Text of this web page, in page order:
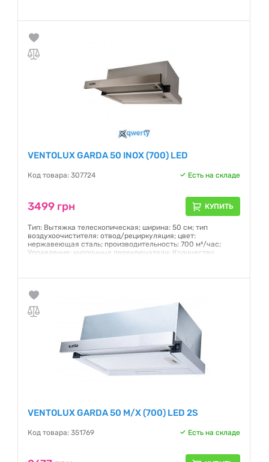
Гарантия:12 месяцев
VENTOLUX GARDA 50 INOX (700) LED
Код товара: 307724 Есть на складе
3499 грн КУПИТЬ
Тип: Вытяжка телескопическая; ширина: 50 см; тип
воздухоочистителя: отвод/рециркуляция; цвет:
нержавеющая сталь; производительность: 700 м³/час;
Управление: кнопочные переключатели; Количество
Гарантия:12 месяцев
VENTOLUX GARDA 50 M/X (700) LED 2S
Код товара: 351769 Есть на складе